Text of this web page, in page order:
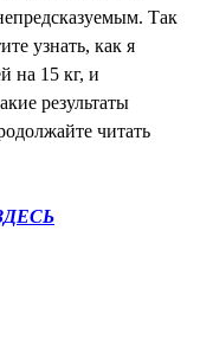
Так
узнать, как я
на 15 кг, и
результаты
читать